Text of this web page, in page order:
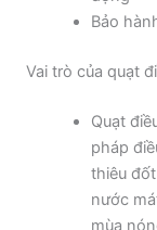
Bảo
Vai trò của quạt
Quạt
pháp
thiêu
nước
mùa